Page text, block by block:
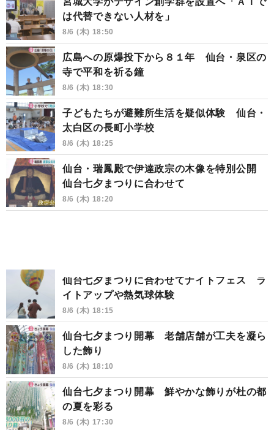
は代替できない人材を」
8/6 (木) 18:50
広島への原爆投下から８１年 仙台・泉区の
寺で平和を祈る鐘
8/6 (木) 18:30
子どもたちが避難所生活を疑似体験 仙台・
太白区の長町小学校
8/6 (木) 18:25
仙台・瑞鳳殿で伊達政宗の木像を特別公開
仙台七夕まつりに合わせて
8/6 (木) 18:20
仙台七夕まつりに合わせてナイトフェス ラ
イトアップや熱気球体験
8/6 (木) 18:15
仙台七夕まつり開幕 老舗店舗が工夫を凝ら
した飾り
8/6 (木) 18:10
仙台七夕まつり開幕 鮮やかな飾りが杜の都
の夏を彩る
8/6 (木) 17:30